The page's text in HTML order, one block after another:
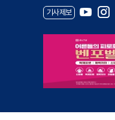
기사제보